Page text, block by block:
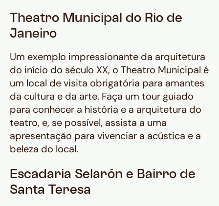
Theatro Municipal do Rio de
Janeiro
Um exemplo impressionante da arquitetura
do início do século XX, o Theatro Municipal é
um local de visita obrigatória para amantes
da cultura e da arte. Faça um tour guiado
para conhecer a história e a arquitetura do
teatro, e, se possível, assista a uma
apresentação para vivenciar a acústica e a
beleza do local.
Escadaria Selarón e Bairro de
Santa Teresa